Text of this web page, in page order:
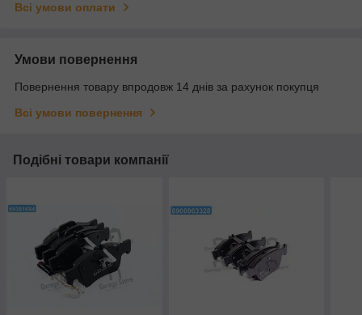
Всі умови оплати
Умови повернення
Повернення товару впродовж 14 днів за рахунок покупця
Всі умови повернення
Подібні товари компанії